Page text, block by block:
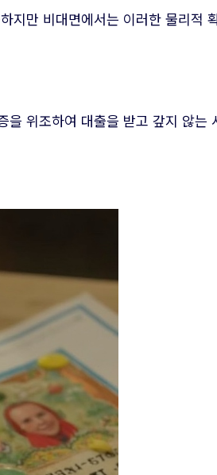
지만 비대면에서는 이러한 물리적
위조하여 대출을 받고 갚지 않는